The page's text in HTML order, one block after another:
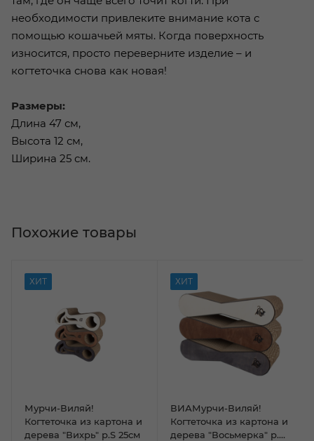
необходимости привлеките внимание кота с
помощью кошачьей мяты. Когда поверхность
износится, просто переверните изделие – и
когтеточка снова как новая!
Размеры:
Длина 47 см,
Высота 12 см,
Ширина 25 см.
ХИТ
Мурчи-Виляй!
Когтеточка из картона и
дерева "Вихрь" р.S 25см
ХИТ
ВИАМурчи-Виляй!
Когтеточка из картона и
дерева "Восьмерка" р.S
Похожие товары